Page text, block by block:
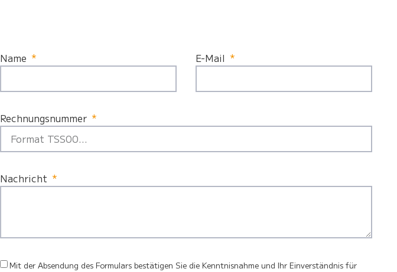
Name E-Mail
Rechnungsnummer
Nachricht
Mit der Absendung des Formulars bestätigen Sie die Kenntnisnahme und Ihr Einverständnis für